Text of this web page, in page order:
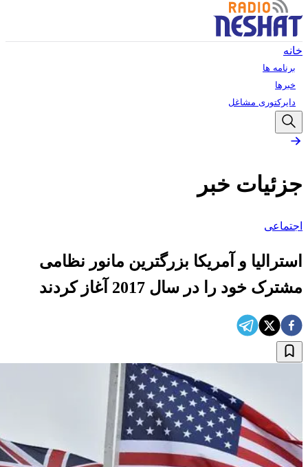
خانه
برنامه ها
خبرها
دایرکتوری مشاغل
جزئیات خبر
اجتماعی
استرالیا و آمریکا بزرگترین مانور نظامی
مشترک خود را در سال 2017 آغاز کردند